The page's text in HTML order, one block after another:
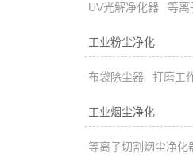
UV光解净化器 等离
工业粉尘净化
布袋除尘器 打磨工
工业烟尘净化
等离子切割烟尘净化